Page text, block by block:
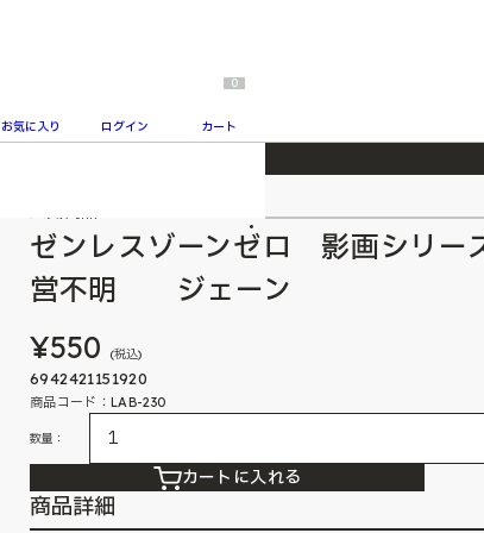
2026/7/23
お気に入り ログイン
0
カート
ゼンレスゾーンゼロ 影画シリ
営不明 ジェーン
¥550 (税込)
6942421151920
商品コード：LAB-230
数量：
カートに入れる
商品詳細